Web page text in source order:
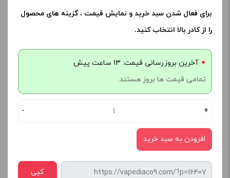
برای فعال شدن سبد خرید و نمایش قیمت ، گزینه های محصول
را از کادر بالا انتخاب کنید.
آخرین بروزرسانی قیمت: 13 ساعت پیش
تمامی قیمت ها بروز هستند.
- +
افزودن به سبد خرید
کپی